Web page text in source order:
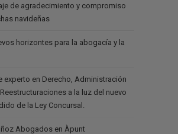
de agradecimiento y compromiso
navideñas
horizontes para la abogacía y la
experto en Derecho, Administración
a la luz del nuevo
de la Ley Concursal.
Abogados en Àpunt